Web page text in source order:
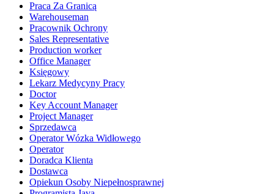
Praca Za Granicą
Warehouseman
Pracownik Ochrony
Sales Representative
Production worker
Office Manager
Księgowy
Lekarz Medycyny Pracy
Doctor
Key Account Manager
Project Manager
Sprzedawca
Operator Wózka Widłowego
Operator
Doradca Klienta
Dostawca
Opiekun Osoby Niepełnosprawnej